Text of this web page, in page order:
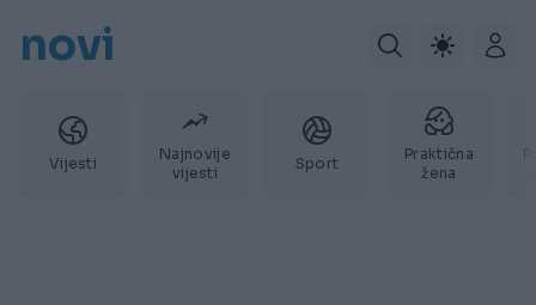
novi
Vijesti
Najnovije
vijesti
Sport
Praktična
žena